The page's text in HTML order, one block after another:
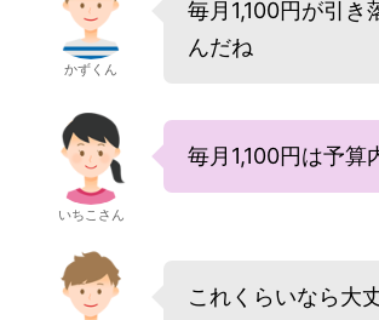
かずくん
毎月1,100円が引き
んだね
いちこさん
毎月1,100円は予算
これくらいなら大丈